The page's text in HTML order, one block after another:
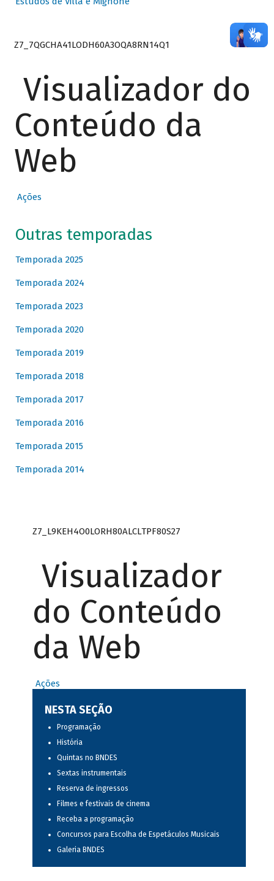
Z7_7QGCHA41LODH60A3OQA8RN14Q1
Visualizador do
Conteúdo da
Web
Ações
Outras temporadas
Temporada 2025
Temporada 2024
Temporada 2023
Temporada 2020
Temporada 2019
Temporada 2018
Temporada 2017
Temporada 2016
Temporada 2015
Temporada 2014
Z7_L9KEH4O0LORH80ALCLTPF80S27
Visualizador
do Conteúdo
da Web
Ações
NESTA SEÇÃO
Programação
História
Quintas no BNDES
Sextas instrumentais
Reserva de ingressos
Filmes e festivais de cinema
Receba a programação
Concursos para Escolha de Espetáculos Musicais
Galeria BNDES